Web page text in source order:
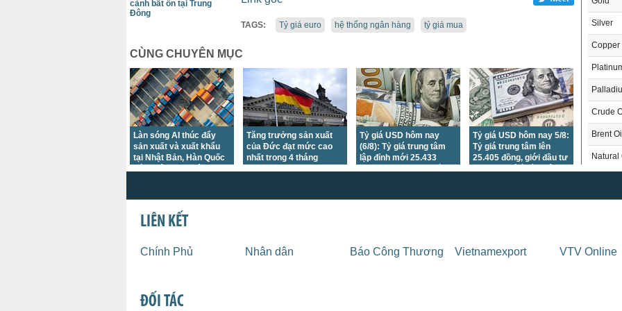
TAGS: Tỷ giá euro hệ thống ngân hàng tỷ giá mua
cảnh bất ổn tại Trung
Đông
CÙNG CHUYÊN MỤC
Làn sóng AI thúc đẩy
sản xuất và xuất khẩu
tại Nhật Bản, Hàn Quốc
Tăng trưởng sản xuất
của Đức đạt mức cao
nhất trong 4 tháng
Tỷ giá USD hôm nay
(6/8): Tỷ giá trung tâm
lập đỉnh mới 25.433
Tỷ giá USD hôm nay 5/8:
Tỷ giá trung tâm lên
25.405 đồng, giới đầu tư
Silver
Copper
Crude
Brent
Natural
London
US Corn
Trong
LIÊN KẾT
Chính Phủ Nhân dân Báo Công Thương Vietnamexport VTV Online
ĐỐI TÁC